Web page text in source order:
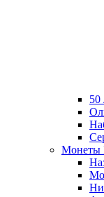
50
Монеты